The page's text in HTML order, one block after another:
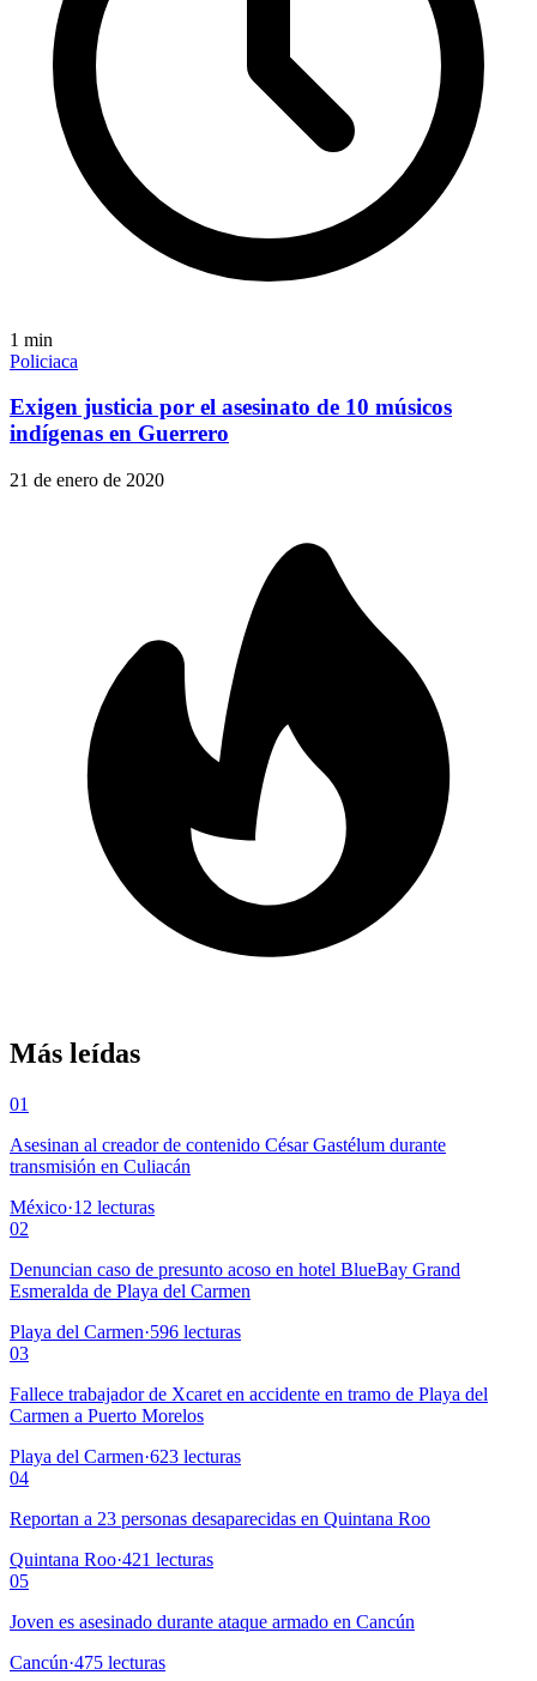
1 min
Policiaca
Exigen justicia por el asesinato de 10 músicos
indígenas en Guerrero
21 de enero de 2020
Más leídas
01
Asesinan al creador de contenido César Gastélum durante
transmisión en Culiacán
México·12 lecturas
02
Denuncian caso de presunto acoso en hotel BlueBay Grand
Esmeralda de Playa del Carmen
Playa del Carmen·596 lecturas
03
Fallece trabajador de Xcaret en accidente en tramo de Playa del
Carmen a Puerto Morelos
Playa del Carmen·623 lecturas
04
Reportan a 23 personas desaparecidas en Quintana Roo
Quintana Roo·421 lecturas
05
Joven es asesinado durante ataque armado en Cancún
Cancún·475 lecturas